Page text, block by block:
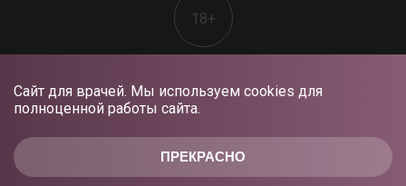
ПРЕКРАСНО
Сайт для врачей. Мы используем cookies для
полноценной работы сайта.
18+